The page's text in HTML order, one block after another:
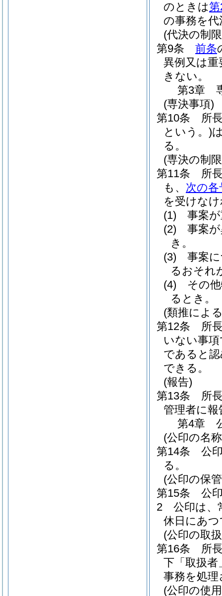
のときは
の事務を
(代決の制
第9条
前条
異例又は
きない。
第3章
(専決事項)
第10条
所
という。)
る。
(専決の制
第11条
所
も、 次の各
を受けな
(1)
事案
(2)
事案
き。
(3)
事案
るおそれ
(4)
その
るとき。
(類推によ
第12条
所
いない事
であると
できる。
(報告)
第13条
所
管理者に
第4章
(公印の名
第14条
公
る。
(公印の保
第15条
公
2
公印は、
休日にあ
(公印の取
第16条
所
下「取扱
事務を処
(公印の使